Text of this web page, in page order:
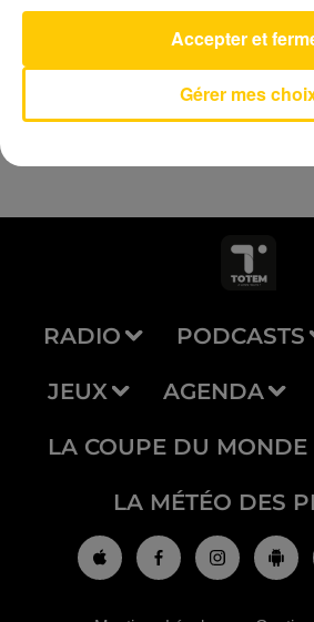
COLDPLAY
RADIO PODCASTS
JEUX AGENDA
LA COUPE DU MONDE
LA MÉTÉO DES
Gérer mes
Accepter et